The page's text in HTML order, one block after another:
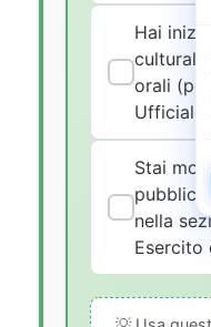
Hai
culturale
orali
Stai
nella
Esercito